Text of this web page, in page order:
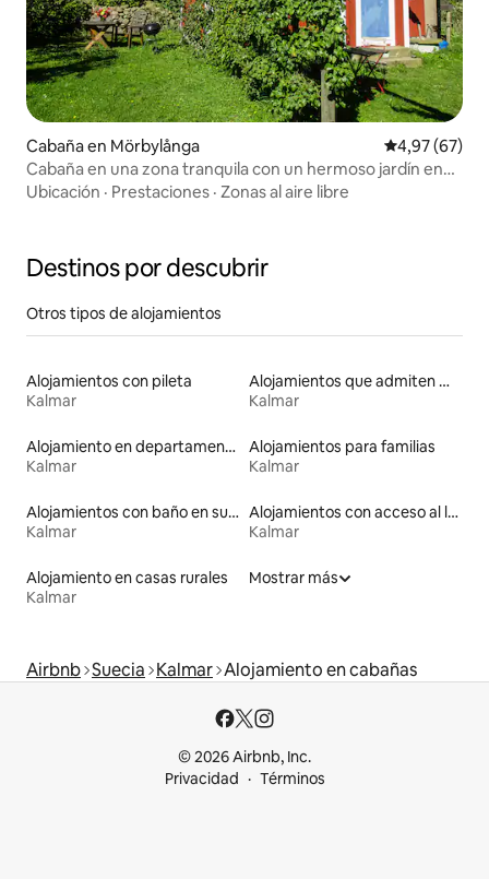
Cabaña en Mörbylånga Calificación
4,97 (67)
Cabaña en una zona tranquila con un hermoso jardín en
Vickleby.
Ubicación · Prestaciones · Zonas al aire libre
Destinos por descubrir
Otros tipos de alojamientos
Alojamientos con pileta
Kalmar
Alojamientos que admiten mascotas
Kalmar
Alojamiento en departamentos
Kalmar
Alojamientos para familias
Kalmar
Alojamientos con baño en suite
Kalmar
Alojamientos con acceso al lago
Kalmar
Alojamiento en casas rurales
Kalmar
Mostrar más
Airbnb Suecia Kalmar Alojamiento en cabañas
© 2026 Airbnb, Inc.
Privacidad
Términos